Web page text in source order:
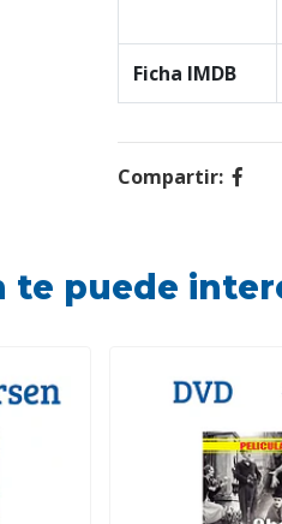
Ficha IMDB
Compartir:
te puede